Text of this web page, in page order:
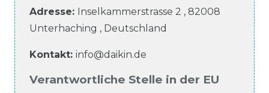
Adresse: Inselkammerstrasse 2 , 82008
Unterhaching , Deutschland
Kontakt: info@daikin.de
Verantwortliche Stelle in der EU